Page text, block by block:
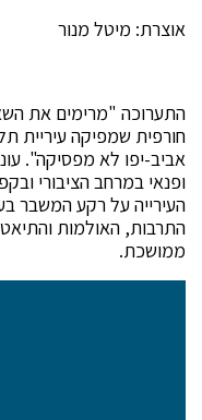
אוצרת: מיטל מנור
התערוכה "מרימים את
חורפית שמפיקה עיריית
אביב-יפו לא מפסיקה".
ופנאי במרחב הציבורי
העירייה על רקע המשבר
התרבות, האולמות
ממושכת.